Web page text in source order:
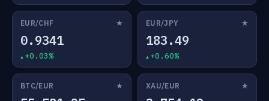
EUR/CHF ★
0.9341
+0.03%
EUR/JPY ★
183.49
+0.60%
BTC/EUR ★ XAU/EUR ★